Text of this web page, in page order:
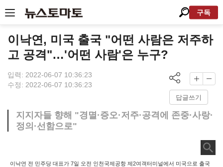
구독
이낙연, 미국 출국 "어떤 사람은 저주하
고 공격"…'어떤 사람'은 누구?
입력: 2022-06-07 10:36:23
수정: 2022-06-07 10:36:23
답글쓰기
지지자들 향해 "경멸·증오·저주·공격에 존중·사랑·
정의·선함으로"
이낙연 전 민주당 대표가 7일 오전 인천국제공항 제2여객터미널에서 미국으로 출국